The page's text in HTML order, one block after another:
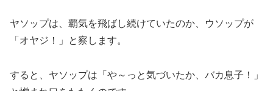
ヤソップは、覇気を飛ばし続けていたのか、ウソップが
「オヤジ！」と察します。
すると、ヤソップは「や～っと気づいたか、バカ息子！」